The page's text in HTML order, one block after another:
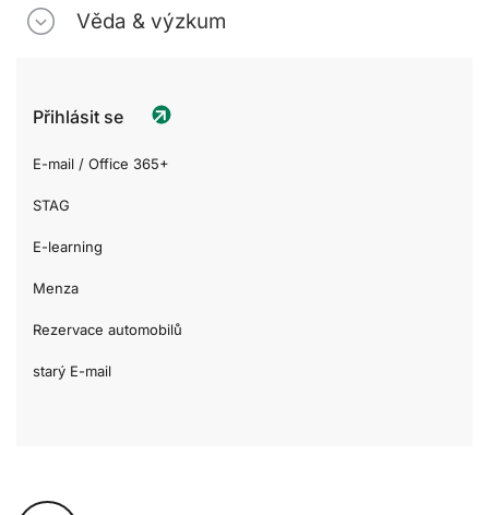
Věda & výzkum
Přihlásit se
E-mail / Office 365+
STAG
E-learning
Menza
Rezervace automobilů
starý E-mail